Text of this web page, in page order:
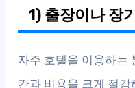
1) 출장이나 장
자주 호텔을 이용하는
간과 비용을 크게 절